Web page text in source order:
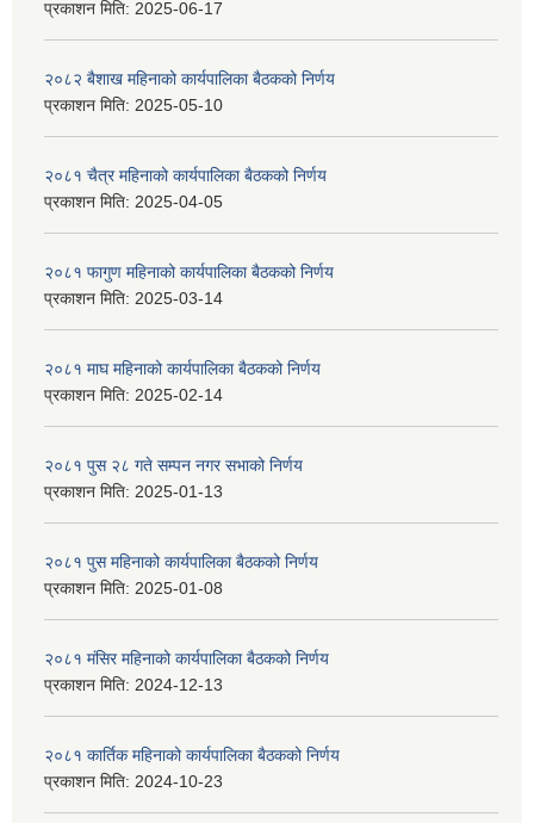
प्रकाशन मिति: 2025-06-17
२०८२ बैशाख महिनाको कार्यपालिका बैठकको निर्णय
प्रकाशन मिति: 2025-05-10
२०८१ चैत्र महिनाको कार्यपालिका बैठकको निर्णय
प्रकाशन मिति: 2025-04-05
२०८१ फागुण महिनाको कार्यपालिका बैठकको निर्णय
प्रकाशन मिति: 2025-03-14
२०८१ माघ महिनाको कार्यपालिका बैठकको निर्णय
प्रकाशन मिति: 2025-02-14
२०८१ पुस २८ गते सम्प‍न नगर सभाको निर्णय
प्रकाशन मिति: 2025-01-13
२०८१ पुस महिनाको कार्यपालिका बैठकको निर्णय
प्रकाशन मिति: 2025-01-08
२०८१ मंसिर महिनाको कार्यपालिका बैठकको निर्णय
प्रकाशन मिति: 2024-12-13
२०८१ कार्तिक महिनाको कार्यपालिका बैठकको निर्णय
प्रकाशन मिति: 2024-10-23